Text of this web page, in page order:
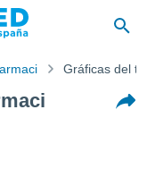
Gráficas del